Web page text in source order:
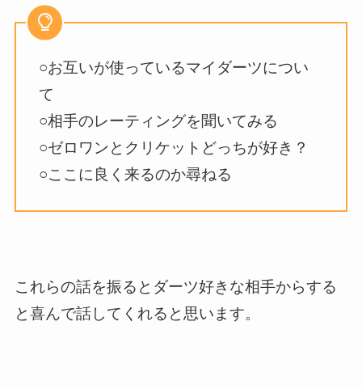
○お互いが使っているマイダーツについ
て
○相手のレーティングを聞いてみる
○ゼロワンとクリケットどっちが好き？
○ここに良く来るのか尋ねる
これらの話を振るとダーツ好きな相手からする
と喜んで話してくれると思います。